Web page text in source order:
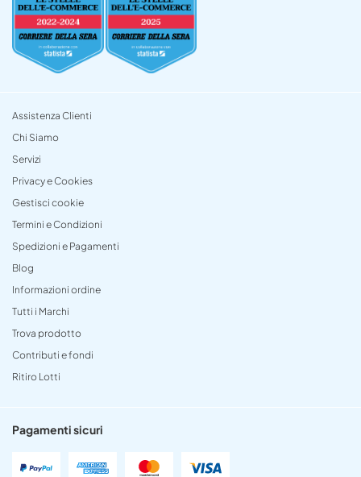
Assistenza Clienti
Chi Siamo
Servizi
Privacy e Cookies
Gestisci cookie
Termini e Condizioni
Spedizioni e Pagamenti
Blog
Informazioni ordine
Tutti i Marchi
Trova prodotto
Contributi e fondi
Ritiro Lotti
Pagamenti sicuri